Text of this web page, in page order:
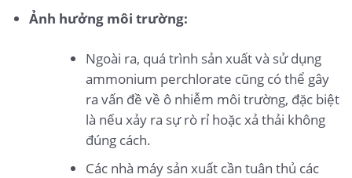
Ảnh hưởng môi trường:
Ngoài ra, quá trình sản xuất và sử dụng
ammonium perchlorate cũng có thể gây
ra vấn đề về ô nhiễm môi trường, đặc biệt
là nếu xảy ra sự rò rỉ hoặc xả thải không
đúng cách.
Các nhà máy sản xuất cần tuân thủ các